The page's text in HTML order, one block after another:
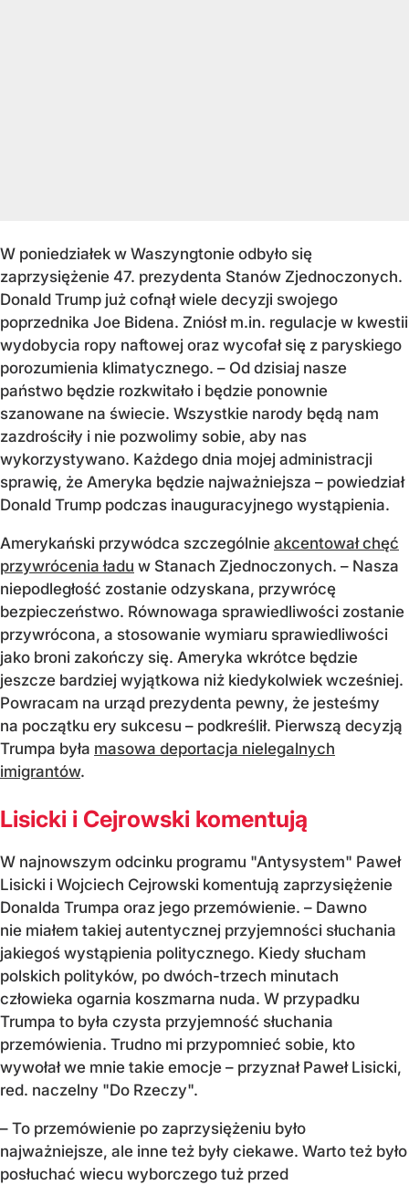
W poniedziałek w Waszyngtonie odbyło się
zaprzysiężenie 47. prezydenta Stanów Zjednoczonych.
Donald Trump już cofnął wiele decyzji swojego
poprzednika Joe Bidena. Zniósł m.in. regulacje w kwestii
wydobycia ropy naftowej oraz wycofał się z paryskiego
porozumienia klimatycznego. – Od dzisiaj nasze
państwo będzie rozkwitało i będzie ponownie
szanowane na świecie. Wszystkie narody będą nam
zazdrościły i nie pozwolimy sobie, aby nas
wykorzystywano. Każdego dnia mojej administracji
sprawię, że Ameryka będzie najważniejsza – powiedział
Donald Trump podczas inauguracyjnego wystąpienia.
Amerykański przywódca szczególnie akcentował chęć
przywrócenia ładu w Stanach Zjednoczonych. – Nasza
niepodległość zostanie odzyskana, przywrócę
bezpieczeństwo. Równowaga sprawiedliwości zostanie
przywrócona, a stosowanie wymiaru sprawiedliwości
jako broni zakończy się. Ameryka wkrótce będzie
jeszcze bardziej wyjątkowa niż kiedykolwiek wcześniej.
Powracam na urząd prezydenta pewny, że jesteśmy
na początku ery sukcesu – podkreślił. Pierwszą decyzją
Trumpa była masowa deportacja nielegalnych
imigrantów.
Lisicki i Cejrowski komentują
W najnowszym odcinku programu "Antysystem" Paweł
Lisicki i Wojciech Cejrowski komentują zaprzysiężenie
Donalda Trumpa oraz jego przemówienie. – Dawno
nie miałem takiej autentycznej przyjemności słuchania
jakiegoś wystąpienia politycznego. Kiedy słucham
polskich polityków, po dwóch-trzech minutach
człowieka ogarnia koszmarna nuda. W przypadku
Trumpa to była czysta przyjemność słuchania
przemówienia. Trudno mi przypomnieć sobie, kto
wywołał we mnie takie emocje – przyznał Paweł Lisicki,
red. naczelny "Do Rzeczy".
– To przemówienie po zaprzysiężeniu było
najważniejsze, ale inne też były ciekawe. Warto też było
posłuchać wiecu wyborczego tuż przed